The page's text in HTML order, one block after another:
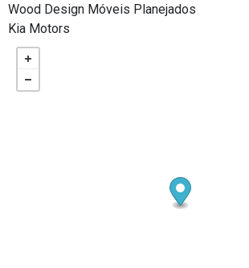
Wood Design Móveis Planejados
Kia Motors